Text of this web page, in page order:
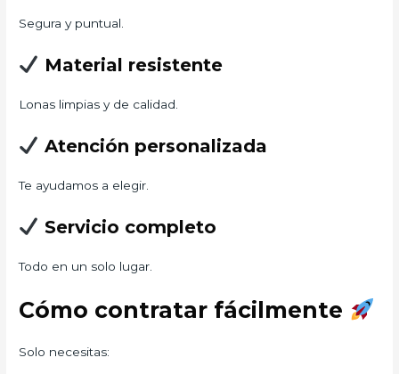
Segura y puntual.
Material resistente
Lonas limpias y de calidad.
Atención personalizada
Te ayudamos a elegir.
Servicio completo
Todo en un solo lugar.
Cómo contratar fácilmente
Solo necesitas: